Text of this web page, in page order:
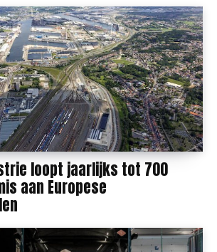
loopt jaarlijks tot 700
aan Europese